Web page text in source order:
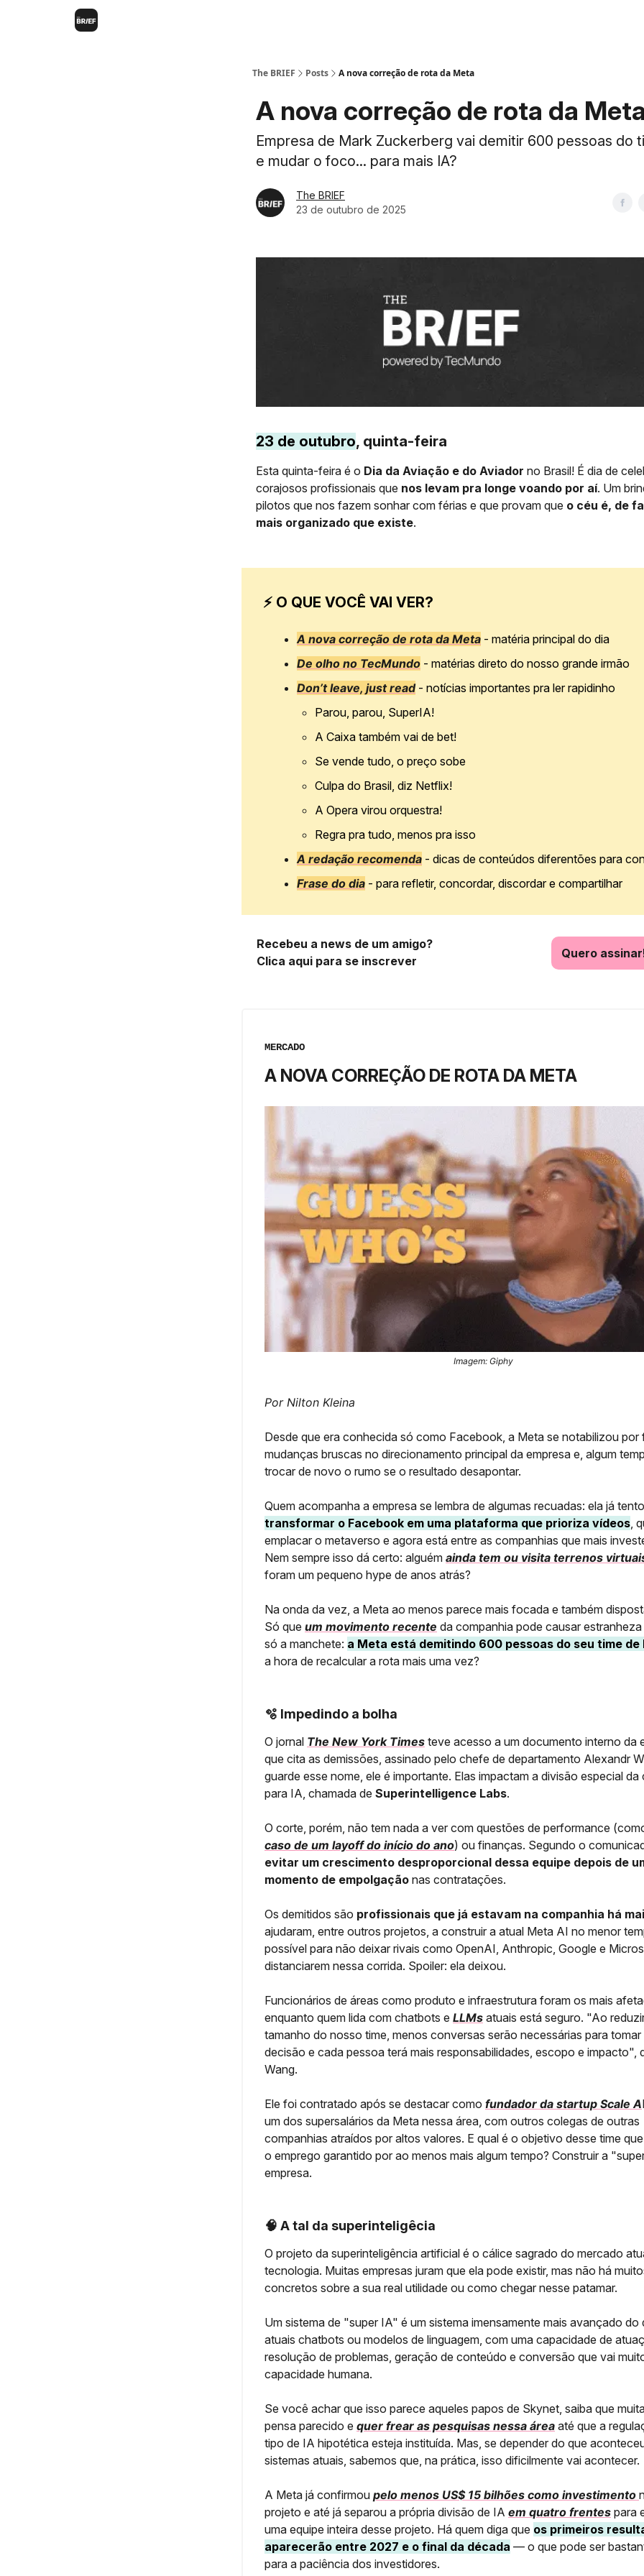
The BRIEF Posts A nova correção de rota da Meta
A nova correção de rota da Meta
Empresa de Mark Zuckerberg vai demitir 600 pessoas do
e mudar o foco... para mais IA?
The BRIEF
23 de outubro de 2025
23 de outubro, quinta-feira
Esta quinta-feira é o Dia da Aviação e do Aviador no Brasil! É dia de
corajosos profissionais que nos levam pra longe voando por aí. Um
pilotos que nos fazem sonhar com férias e que provam que o céu é, de
mais organizado que existe.
⚡ O QUE VOCÊ VAI VER?
A nova correção de rota da Meta - matéria principal do dia
De olho no TecMundo - matérias direto do nosso grande irmão
Don’t leave, just read- notícias importantes pra ler rapidinho
Parou, parou, SuperIA!
A Caixa também vai de bet!
Se vende tudo, o preço sobe
Culpa do Brasil, diz Netflix!
A Opera virou orquestra!
Regra pra tudo, menos pra isso
A redação recomenda - dicas de conteúdos diferentões para
Frase do dia - para refletir, concordar, discordar e compartilhar
Recebeu a news de um amigo?
Clica aqui para se inscrever
Quero
MERCADO
A NOVA CORREÇÃO DE ROTA DA META
Imagem: Giphy
Por Nilton Kleina
Desde que era conhecida só como Facebook, a Meta se notabilizou por
mudanças bruscas no direcionamento principal da empresa e, algum
trocar de novo o rumo se o resultado desapontar.
Quem acompanha a empresa se lembra de algumas recuadas: ela já
transformar o Facebook em uma plataforma que prioriza vídeos ,
emplacar o metaverso e agora está entre as companhias que mais
Nem sempre isso dá certo: alguém ainda tem ou visita terrenos
foram um pequeno hype de anos atrás?
Na onda da vez, a Meta ao menos parece mais focada e também
Só que um movimento recente da companhia pode causar estranheza
só a manchete: a Meta está demitindo 600 pessoas do seu time de
a hora de recalcular a rota mais uma vez?
🫧 Impedindo a bolha
O jornal The New York Times teve acesso a um documento interno da
que cita as demissões, assinado pelo chefe de departamento Alexandr
guarde esse nome, ele é importante. Elas impactam a divisão especial da
para IA, chamada de Superintelligence Labs.
O corte, porém, não tem nada a ver com questões de performance
caso de um layoff do início do ano) ou finanças. Segundo o
evitar um crescimento desproporcional dessa equipe depois de
momento de empolgação nas contratações.
Os demitidos são profissionais que já estavam na companhia há
ajudaram, entre outros projetos, a construir a atual Meta AI no menor
possível para não deixar rivais como OpenAI, Anthropic, Google e
distanciarem nessa corrida. Spoiler: ela deixou.
Funcionários de áreas como produto e infraestrutura foram os mais
enquanto quem lida com chatbots e LLMs atuais está seguro. "Ao
tamanho do nosso time, menos conversas serão necessárias para tomar
decisão e cada pessoa terá mais responsabilidades, escopo e impacto",
Wang.
Ele foi contratado após se destacar como fundador da startup Scale A
um dos supersalários da Meta nessa área, com outros colegas de outras
companhias atraídos por altos valores. E qual é o objetivo desse time
o emprego garantido por ao menos mais algum tempo? Construir a
empresa.
🧠 A tal da superinteligêcia
O projeto da superinteligência artificial é o cálice sagrado do mercado
tecnologia. Muitas empresas juram que ela pode existir, mas não há
concretos sobre a sua real utilidade ou como chegar nesse patamar.
Um sistema de "super IA" é um sistema imensamente mais avançado do
atuais chatbots ou modelos de linguagem, com uma capacidade de
resolução de problemas, geração de conteúdo e conversão que vai
capacidade humana.
Se você achar que isso parece aqueles papos de Skynet, saiba que
pensa parecido e quer frear as pesquisas nessa área até que a
tipo de IA hipotética esteja instituída. Mas, se depender do que
sistemas atuais, sabemos que, na prática, isso dificilmente vai acontecer.
A Meta já confirmou pelo menos US$ 15 bilhões como investimento
projeto e até já separou a própria divisão de IA em quatro frentes para
uma equipe inteira desse projeto. Há quem diga que os primeiros
aparecerão entre 2027 e o final da década — o que pode ser
para a paciência dos investidores.